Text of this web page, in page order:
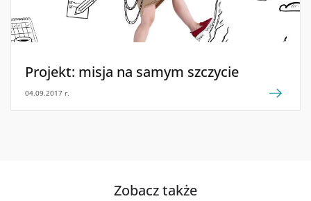
Projekt: misja na samym szczycie
04.09.2017 r.
Zobacz także